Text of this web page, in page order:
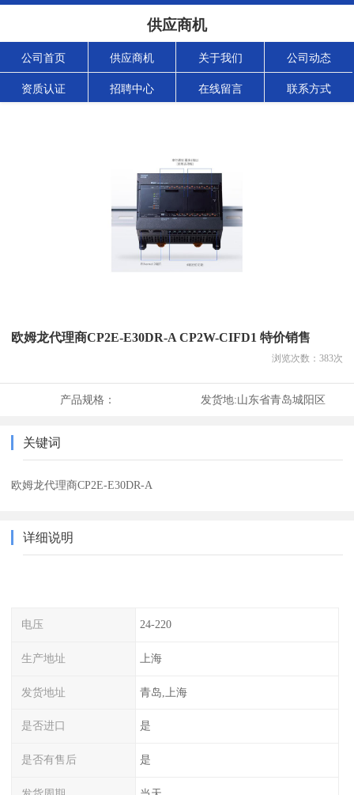
供应商机
公司首页 供应商机 关于我们 公司动态
资质认证 招聘中心 在线留言 联系方式
欧姆龙代理商CP2E-E30DR-A CP2W-CIFD1 特价销售
浏览次数： 383次
产品规格： 发货地:山东省青岛城阳区
关键词
欧姆龙代理商CP2E-E30DR-A
详细说明
电压 24-220
生产地址 上海
发货地址 青岛,上海
是否进口 是
是否有售后 是